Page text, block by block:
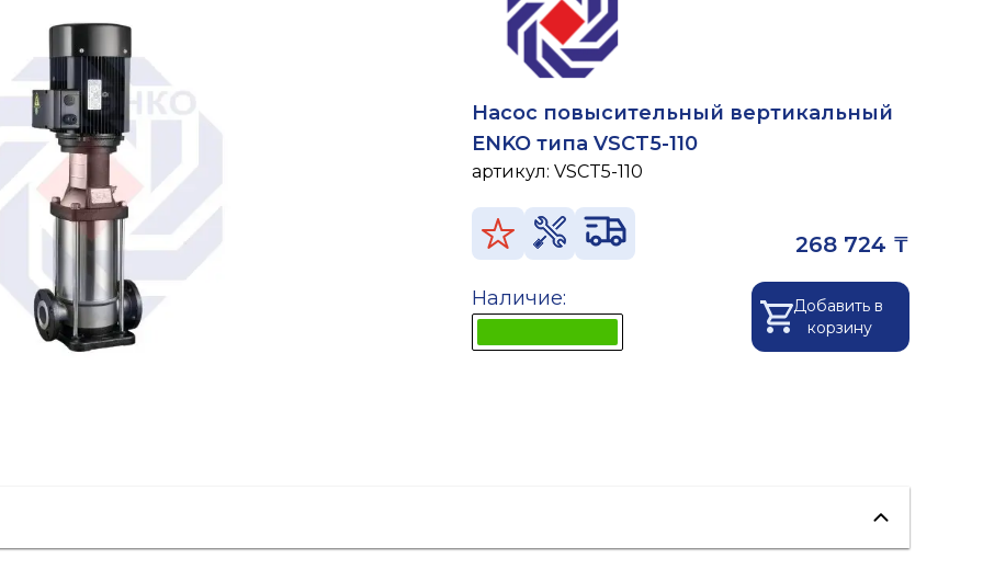
Насос повысительный вертикальный
ENKO типа VSCT5-110
артикул: VSCT5-110
268 724 ₸
Наличие:
Добавить в
корзину